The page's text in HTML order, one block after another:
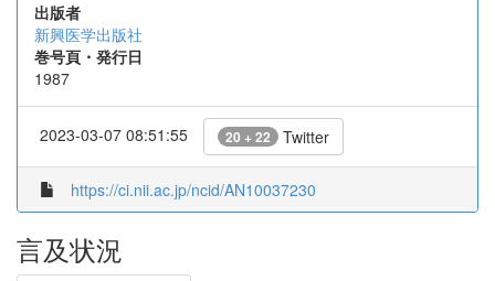
出版者
新興医学出版社
巻号頁・発行日
1987
2023-03-07 08:51:55 20 + 22 Twitter
https://ci.nii.ac.jp/ncid/AN10037230
言及状況